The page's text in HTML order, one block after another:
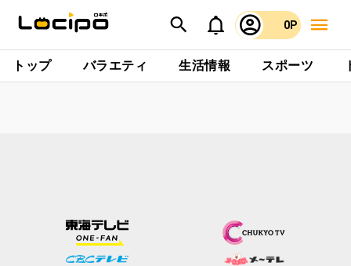
0P
トップ バラエティ 生活情報 スポーツ